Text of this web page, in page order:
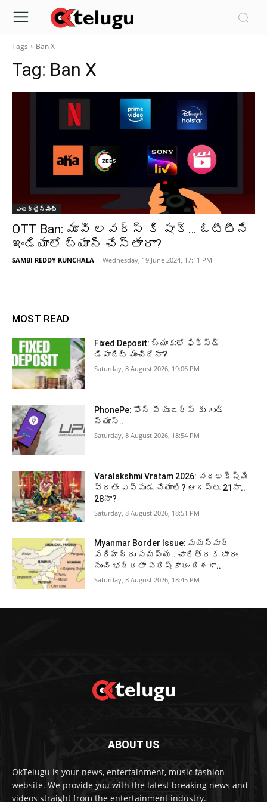
Tags Ban X
Tag: Ban X
ఎంటర్టైన్మెంట్
OTT Ban: మూవీ లవర్స్ కి షాక్… ఓటీటీని
ఇండియాలో బ్యాన్ చేస్తారా?
SAMBI REDDY KUNCHALA - Wednesday, 19 June 2024, 17:11 PM
MOST READ
Fixed Deposit: బ్యాంకులో ఫిక్స్డ్
డిపాజిట్ మంచిదేనా?
Saturday, 8 August 2026, 19:06 PM
PhonePe: ఫోన్ పే యూజర్స్ కు గుడ్
న్యూస్..
Saturday, 8 August 2026, 18:54 PM
Varalakshmi Vratam 2026: వరలక్ష్మీ
వ్రతం ఎప్పుడు చేయాలి? ఆగస్టు 21నా..
28నా?
Saturday, 8 August 2026, 18:51 PM
Myanmar Border Issue: మయన్మార్‌
సరిహద్దు సమస్య.. చారిత్రక భారం
నుంచి భద్రతా పరిష్కారం దిశగా..
Saturday, 8 August 2026, 18:45 PM
ABOUT US
OkTelugu is your news, entertainment, music fashion
website. We provide you with the latest breaking news and
videos straight from the entertainment industry.